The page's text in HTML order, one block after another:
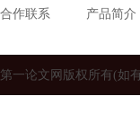
产品简介
合作联系
第一论文网版权所有(如